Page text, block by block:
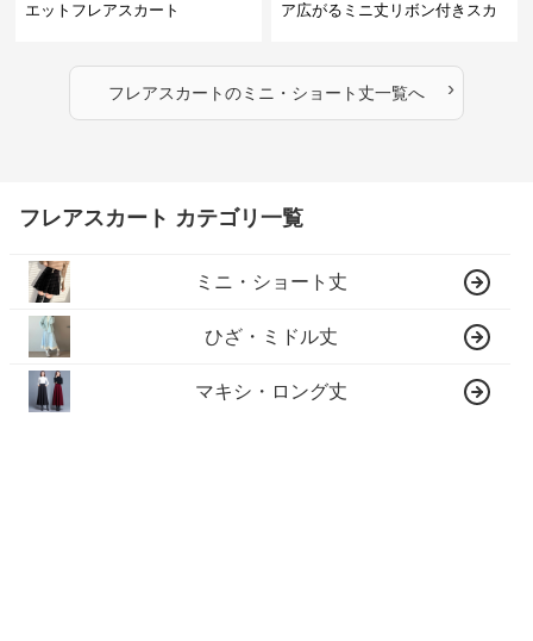
エットフレアスカート
ア広がるミニ丈リボン付きスカ
フレアスカートのミニ・ショート丈一覧へ ›
フレアスカート カテゴリ一覧
ミニ・ショート丈
ひざ・ミドル丈
マキシ・ロング丈